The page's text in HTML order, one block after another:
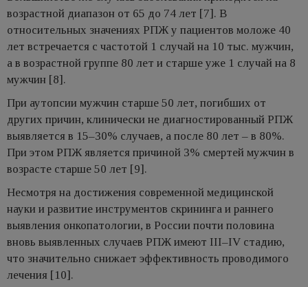
возрастной диапазон от 65 до 74 лет [7]. В
относительных значениях РПЖ у пациентов моложе 40
лет встречается с частотой 1 случай на 10 тыс. мужчин,
а в возрастной группе 80 лет и старше уже 1 случай на 8
мужчин [8].
При аутопсии мужчин старше 50 лет, погибших от
других причин, клинически не диагностированный РПЖ
выявляется в 15–30% случаев, а после 80 лет – в 80%.
При этом РПЖ является причиной 3% смертей мужчин в
возрасте старше 50 лет [9].
Несмотря на достижения современной медицинской
науки и развитие инструментов скрининга и раннего
выявления онкопатологии, в России почти половина
вновь выявленных случаев РПЖ имеют III–IV стадию,
что значительно снижает эффективность проводимого
лечения [10].